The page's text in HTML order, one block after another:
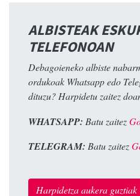
ALBISTEAK
TELEFONOAN
Debagoieneko albiste
ordukoak Whatsapp edo
dituzu? Harpidetu zaitez
WHATSAPP: Batu zaitez
TELEGRAM: Batu zaitez
Harpidetza aukera guztiak